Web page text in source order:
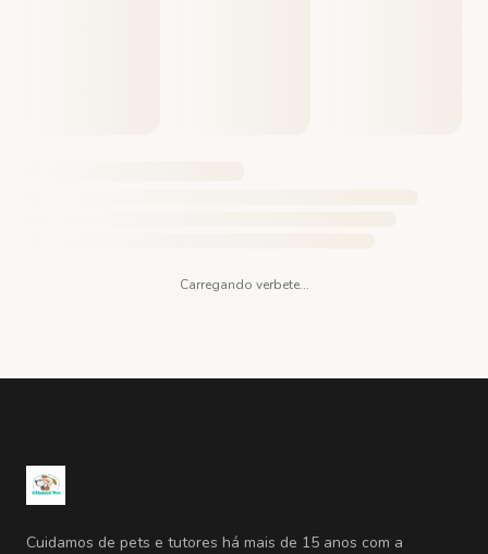
Carregando verbete...
Cuidamos de pets e tutores há mais de 15 anos com a